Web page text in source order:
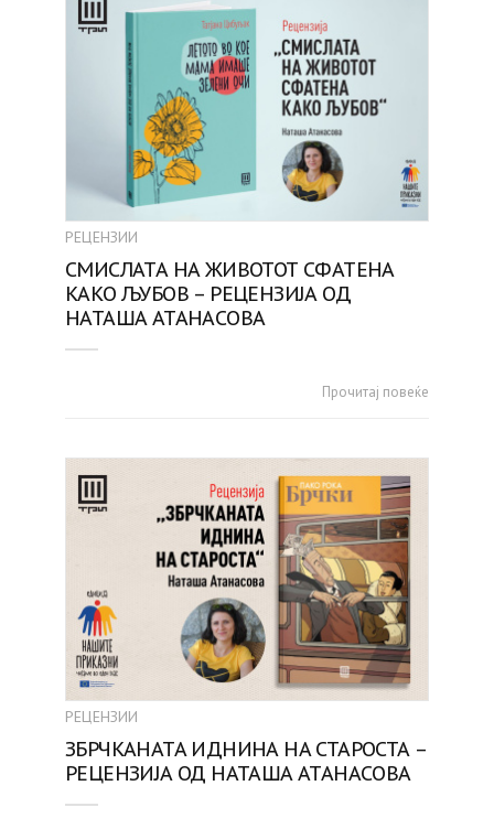
РЕЦЕНЗИИ
СМИСЛАТА НА ЖИВОТОТ СФАТЕНА
КАКО ЉУБОВ – РЕЦЕНЗИЈА ОД
НАТАША АТАНАСОВА
Прочитај повеќе
РЕЦЕНЗИИ
ЗБРЧКАНАТА ИДНИНА НА СТАРОСТА –
РЕЦЕНЗИЈА ОД НАТАША АТАНАСОВА